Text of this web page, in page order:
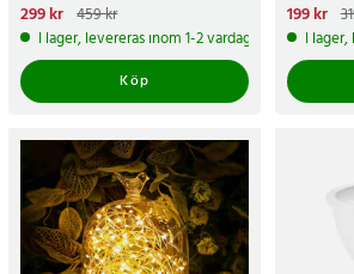
Nuvarande pris
pris:459 kr
299 kr 459 kr
I lager, levereras inom 1-2 vardagar
Köp
pris:319
199 kr
I lager,